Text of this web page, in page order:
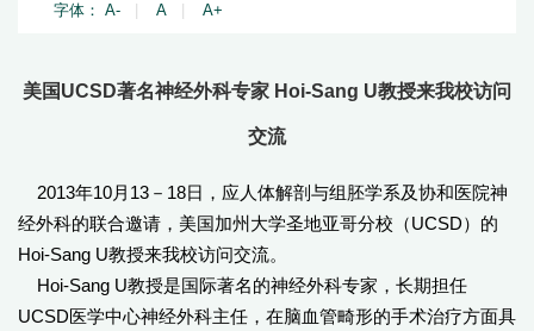
字体： A- A A+
美国UCSD著名神经外科专家 Hoi-Sang U教授来我校访问
交流
2013年10月13－18日，应人体解剖与组胚学系及协和医院神
经外科的联合邀请，美国加州大学圣地亚哥分校（UCSD）的
Hoi-Sang U教授来我校访问交流。
Hoi-Sang U教授是国际著名的神经外科专家，长期担任
UCSD医学中心神经外科主任，在脑血管畸形的手术治疗方面具